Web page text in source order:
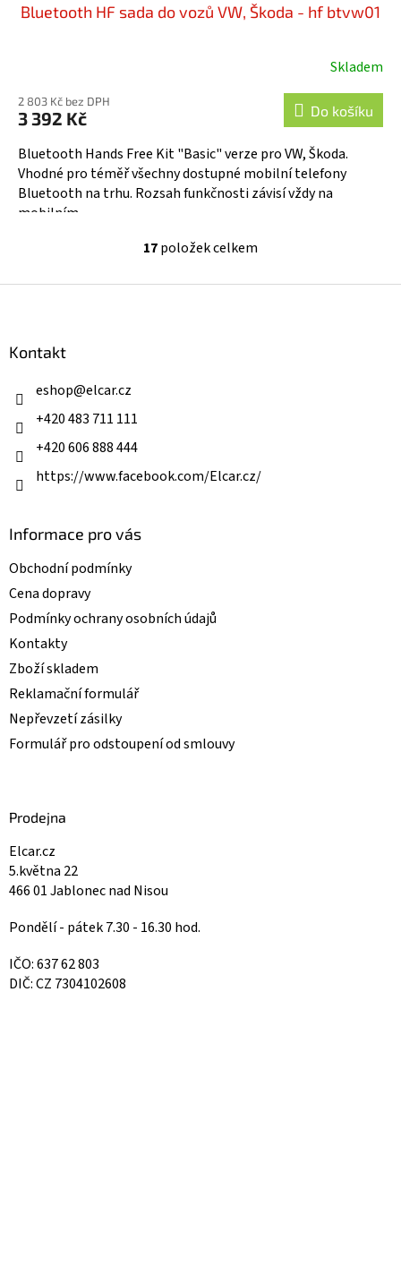
Bluetooth HF sada do vozů VW, Škoda - hf btvw01
Skladem
2 803 Kč bez DPH
3 392 Kč Do košíku
Bluetooth Hands Free Kit "Basic" verze pro VW, Škoda.
Vhodné pro téměř všechny dostupné mobilní telefony
Bluetooth na trhu. Rozsah funkčnosti závisí vždy na
mobilním...
O
l
v
17položek celkem
Kontakt
eshop@elcar.cz
+420 483 711 111
+420 606 888 444
https://www.facebook.com/Elcar.cz/
Informace pro vás
Obchodní podmínky
Cena dopravy
Podmínky ochrany osobních údajů
Kontakty
Zboží skladem
Reklamační formulář
Nepřevzetí zásilky
Formulář pro odstoupení od smlouvy
Prodejna
Elcar.cz
5.května 22
466 01 Jablonec nad Nisou
Pondělí - pátek 7.30 - 16.30 hod.
IČO: 637 62 803
DIČ: CZ 7304102608